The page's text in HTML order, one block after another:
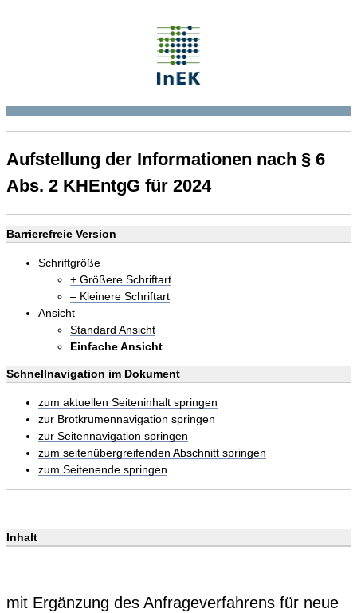
Aufstellung der Informationen nach § 6
Abs. 2 KHEntgG für 2024
Barrierefreie Version
Schriftgröße
+ Größere Schriftart
– Kleinere Schriftart
Ansicht
Standard Ansicht
Einfache Ansicht
Schnellnavigation im Dokument
zum aktuellen Seiteninhalt springen
zur Brotkrumennavigation springen
zur Seitennavigation springen
zum seitenübergreifenden Abschnitt springen
zum Seitenende springen
Inhalt
mit Ergänzung des Anfrageverfahrens für neue